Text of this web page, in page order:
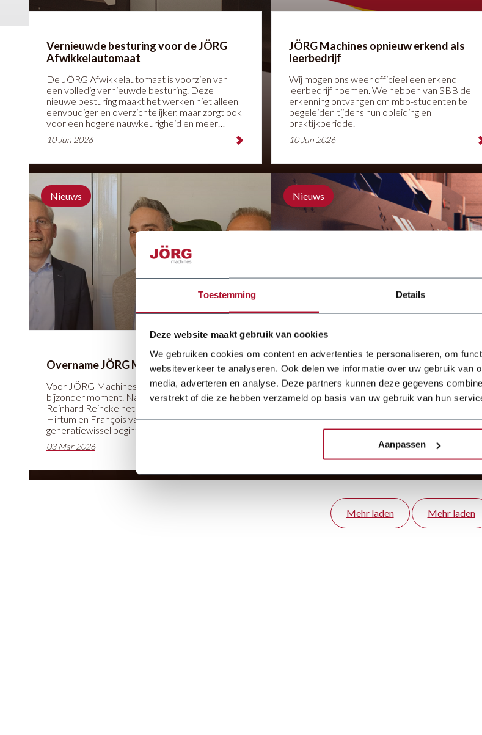
Toestemming Details
Deze website maakt gebruik van cookies
We gebruiken cookies om content en advertenties te personaliseren, om
websiteverkeer te analyseren. Ook delen we informatie over uw gebruik van
media, adverteren en analyse. Deze partners kunnen deze gegevens
verstrekt of die ze hebben verzameld op basis van uw gebruik van hun
Aanpassen
Vernieuwde besturing voor de JÖRG
Afwikkelautomaat
De JÖRG Afwikkelautomaat is voorzien van
een volledig vernieuwde besturing. Deze
nieuwe besturing maakt het werken niet alleen
eenvoudiger en overzichtelijker, maar zorgt ook
voor een hogere nauwkeurigheid en meer
inzicht in het productieproces.
10 Jun 2026
JÖRG Machines opnieuw erkend als
leerbedrijf
Wij mogen ons weer officieel een erkend
leerbedrijf noemen. We hebben van SBB de
erkenning ontvangen om mbo-studenten te
begeleiden tijdens hun opleiding en
praktijkperiode.
10 Jun 2026
Nieuws
Overname JÖRG Machines BV
Voor JÖRG Machines BV markeert 2026 een
bijzonder moment. Na ruim 22 jaar draagt
Reinhard Reincke het bedrijf over aan Jan van
Hirtum en François van Hirtum. Met deze
generatiewissel begint een nieuw hoofdstuk
voor ons bedrijf, waarin we blijven bouwen op
de basis die de afgelopen decennia is gelegd:
focus op onze klanten.
03 Mar 2026
Nieuws
Slimmere productie met Variobend,
Slinet en inmeetsoftware
De plaatbewerkingsindustrie staat onder druk
door personeelstekorten, een groeiende vraag
zoeken daarom naar manieren om hun
processen te versnellen en te vereenvoudigen.
Mehr laden Mehr laden